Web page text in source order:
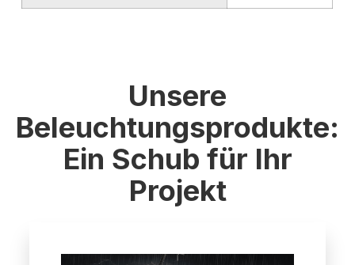
Unsere
Beleuchtungsprodukte:
Ein Schub für Ihr
Projekt